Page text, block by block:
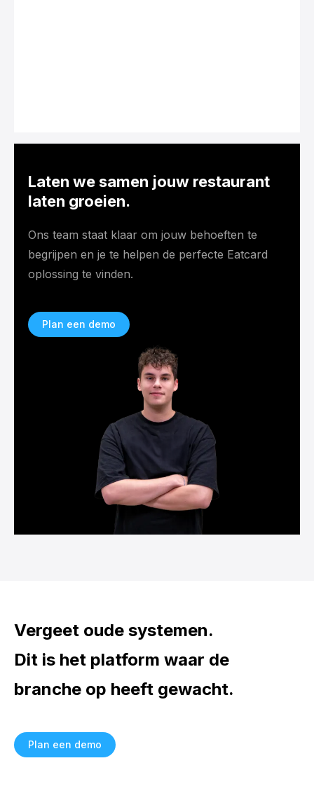
Laten we samen jouw restaurant
laten groeien.
Ons team staat klaar om jouw behoeften te
begrijpen en je te helpen de perfecte Eatcard
oplossing te vinden.
Plan een demo
Vergeet oude systemen.
Dit is het platform waar de
branche op heeft gewacht.
Plan een demo